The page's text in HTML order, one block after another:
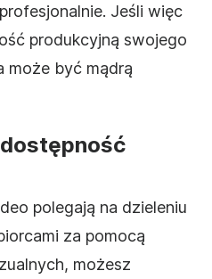
Jeśli więc
produkcyjną swojego
może być mądrą
polegają na dzieleniu
za pomocą
możesz